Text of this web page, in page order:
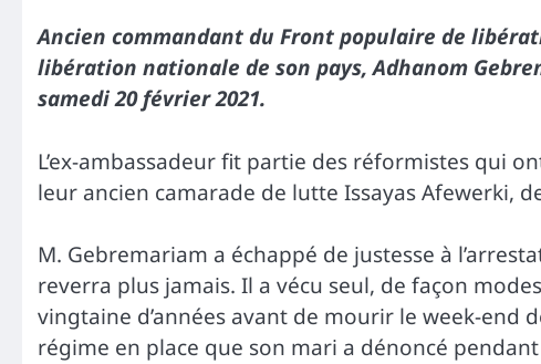
Ancien commandant du Front populaire de
libération nationale de son pays, Adhanom
samedi 20 février 2021.
L’ex-ambassadeur fit partie des réformistes qui
leur ancien camarade de lutte Issayas Afewerki,
M. Gebremariam a échappé de justesse à
reverra plus jamais. Il a vécu seul, de façon
vingtaine d’années avant de mourir le week-end
régime en place que son mari a dénoncé